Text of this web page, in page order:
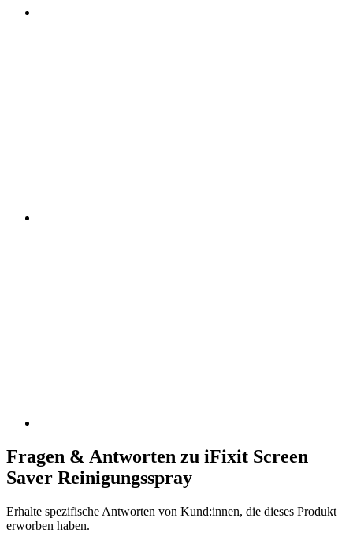
Fragen & Antworten zu iFixit Screen
Saver Reinigungsspray
Erhalte spezifische Antworten von Kund:innen, die dieses Produkt
erworben haben.